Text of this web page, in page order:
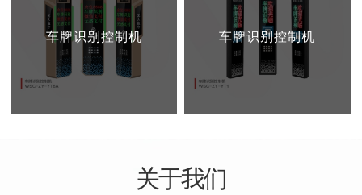
车牌识别控制机 车牌识别控制机
关于我们